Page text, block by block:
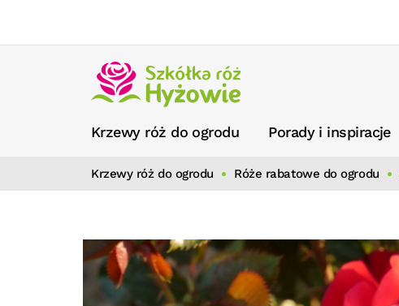
Krzewy róż do ogrodu Porady i inspiracje
Krzewy róż do ogrodu Róże rabatowe do ogrodu